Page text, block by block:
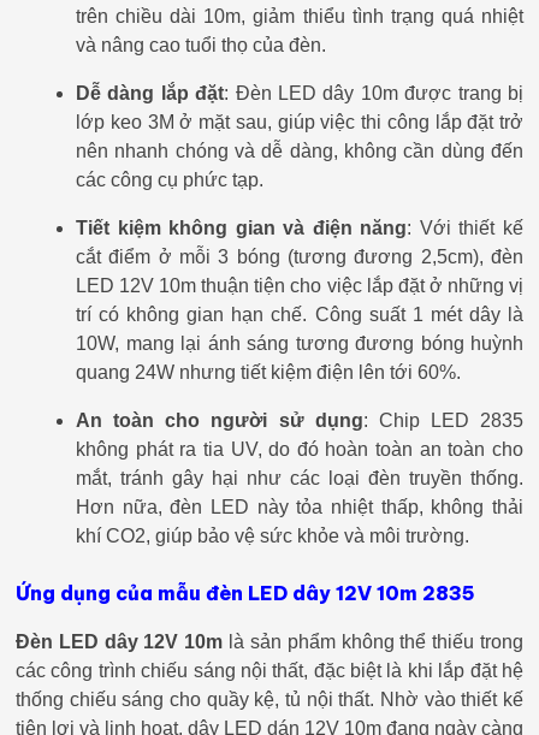
trên chiều dài 10m, giảm thiểu tình trạng quá nhiệt
và nâng cao tuổi thọ của đèn.
Dễ dàng lắp đặt: Đèn LED dây 10m được trang bị
lớp keo 3M ở mặt sau, giúp việc thi công lắp đặt trở
nên nhanh chóng và dễ dàng, không cần dùng đến
các công cụ phức tạp.
Tiết kiệm không gian và điện năng: Với thiết kế
cắt điểm ở mỗi 3 bóng (tương đương 2,5cm), đèn
LED 12V 10m thuận tiện cho việc lắp đặt ở những vị
trí có không gian hạn chế. Công suất 1 mét dây là
10W, mang lại ánh sáng tương đương bóng huỳnh
quang 24W nhưng tiết kiệm điện lên tới 60%.
An toàn cho người sử dụng: Chip LED 2835
không phát ra tia UV, do đó hoàn toàn an toàn cho
mắt, tránh gây hại như các loại đèn truyền thống.
Hơn nữa, đèn LED này tỏa nhiệt thấp, không thải
khí CO2, giúp bảo vệ sức khỏe và môi trường.
Ứng dụng của mẫu đèn LED dây 12V 10m 2835
Đèn LED dây 12V 10m là sản phẩm không thể thiếu trong
các công trình chiếu sáng nội thất, đặc biệt là khi lắp đặt hệ
thống chiếu sáng cho quầy kệ, tủ nội thất. Nhờ vào thiết kế
tiện lợi và linh hoạt, dây LED dán 12V 10m đang ngày càng